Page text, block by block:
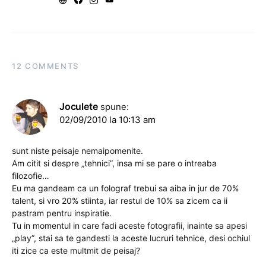
12 COMMENTS
Joculete spune:
02/09/2010 la 10:13 am
sunt niste peisaje nemaipomenite.
Am citit si despre „tehnici”, insa mi se pare o intreaba
filozofie…
Eu ma gandeam ca un folograf trebui sa aiba in jur de 70%
talent, si vro 20% stiinta, iar restul de 10% sa zicem ca ii
pastram pentru inspiratie.
Tu in momentul in care fadi aceste fotografii, inainte sa apesi
„play”, stai sa te gandesti la aceste lucruri tehnice, desi ochiul
iti zice ca este multmit de peisaj?